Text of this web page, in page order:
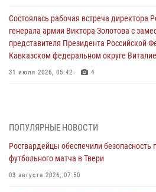
Состоялась рабочая встреча директора
генерала армии Виктора Золотова с
представителя Президента Российской
Кавказском федеральном округе
31 июля 2026, 05:42 4
28 июля 2026, 11:30 2
Сотрудники вневедомственной охраны
пресекли 20 правонарушений за неделю в
27 июля 2026, 08:29
ПОПУЛЯРНЫЕ НОВОСТИ
Росгвардейцы обеспечили безопасность
футбольного матча в Твери
03 августа 2026, 07:50